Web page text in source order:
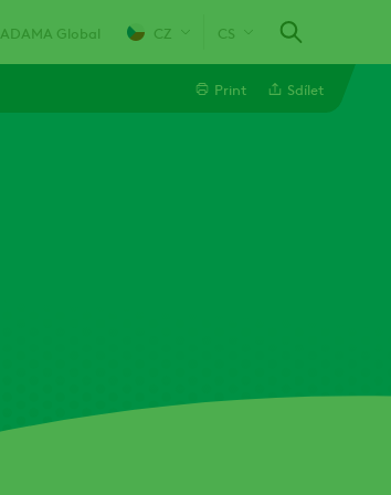
ADAMA Global CZ CS
Print Sdílet